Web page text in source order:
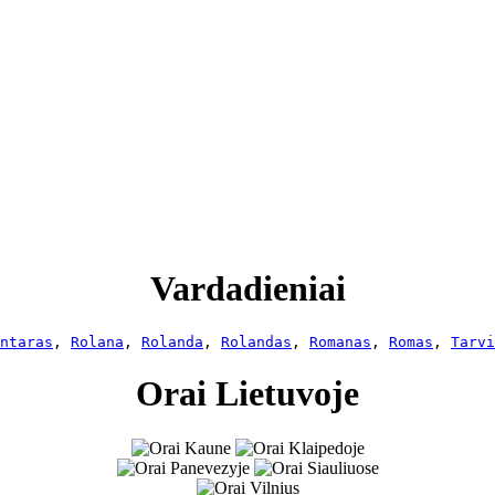
Vardadieniai
, Rolana , Rolanda , Rolandas , Romanas , Romas ,
Orai Lietuvoje